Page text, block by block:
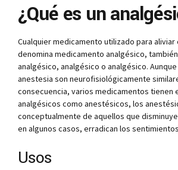
¿Qué es un
Cualquier medicamento utilizado para aliviar
denomina medicamento analgésico,
analgésico, analgésico o analgésico. Aunque
anestesia son neurofisiológicamente
consecuencia, varios medicamentos tienen
analgésicos como anestésicos, los
conceptualmente de aquellos que
en algunos casos, erradican los
Usos